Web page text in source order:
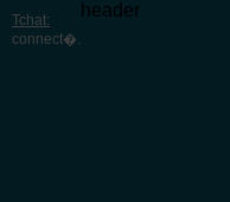
Tchat:
connect�.
header